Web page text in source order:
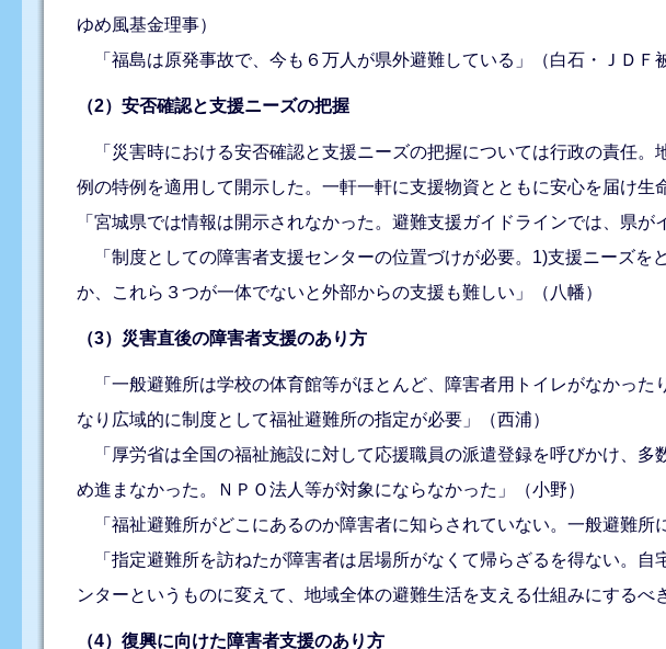
ゆめ風基金理事）
「福島は原発事故で、今も６万人が県外避難している」（白石・ＪＤＦ
（2）安否確認と支援ニーズの把握
「災害時における安否確認と支援ニーズの把握については行政の責任
例の特例を適用して開示した。一軒一軒に支援物資とともに安心を届け生
「宮城県では情報は開示されなかった。避難支援ガイドラインでは、県
「制度としての障害者支援センターの位置づけが必要。1)支援ニーズを
か、これら３つが一体でないと外部からの支援も難しい」（八幡）
（3）災害直後の障害者支援のあり方
「一般避難所は学校の体育館等がほとんど、障害者用トイレがなかった
なり広域的に制度として福祉避難所の指定が必要」（西浦）
「厚労省は全国の福祉施設に対して応援職員の派遣登録を呼びかけ、
め進まなかった。ＮＰＯ法人等が対象にならなかった」（小野）
「福祉避難所がどこにあるのか障害者に知らされていない。一般避難所
「指定避難所を訪ねたが障害者は居場所がなくて帰らざるを得ない。
ンターというものに変えて、地域全体の避難生活を支える仕組みにするべ
（4）復興に向けた障害者支援のあり方